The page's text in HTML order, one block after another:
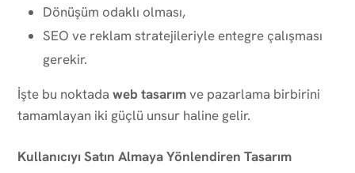
Dönüşüm odaklı olması,
SEO ve reklam stratejileriyle entegre çalışması
gerekir.
İşte bu noktada web tasarımve pazarlama birbirini
tamamlayan iki güçlü unsur haline gelir.
Kullanıcıyı Satın Almaya Yönlendiren Tasarım